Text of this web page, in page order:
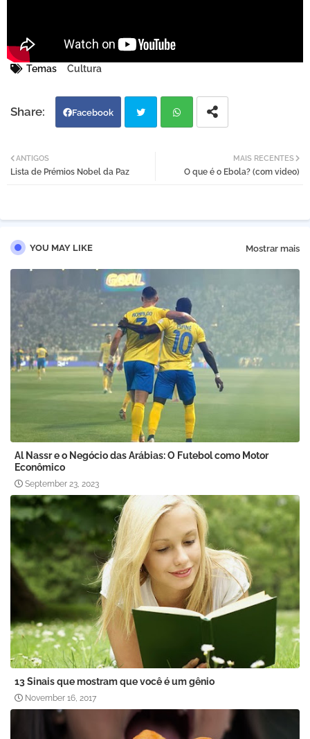
Temas Cultura
Facebook
atsa
MAIS RECENTES
O que é o Ebola? (com video)
ANTIGOS
Lista de Prémios Nobel da Paz
YOU MAY LIKE Mostrar mais
Al Nassr e o Negócio das Arábias: O Futebol como Motor
Econômico
September 23, 2023
13 Sinais que mostram que você é um gênio
November 16, 2017